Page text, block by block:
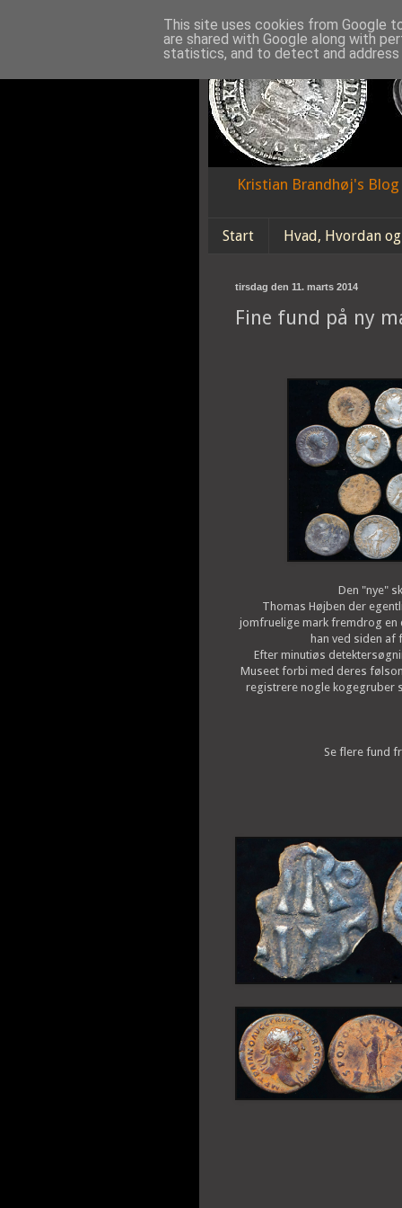
Kristian Brandhøj's
Start Hvad, Hvordan
tirsdag den 11. marts 2014
Fine fund på ny
Den "nye"
Thomas Højben der
jomfruelige mark fremdrog en
han ved siden
Efter minutiøs
Museet forbi med deres
registrere nogle kogegruber
Se flere fund
This site uses cookies from Google
are shared with Google along with
statistics, and to detect and address